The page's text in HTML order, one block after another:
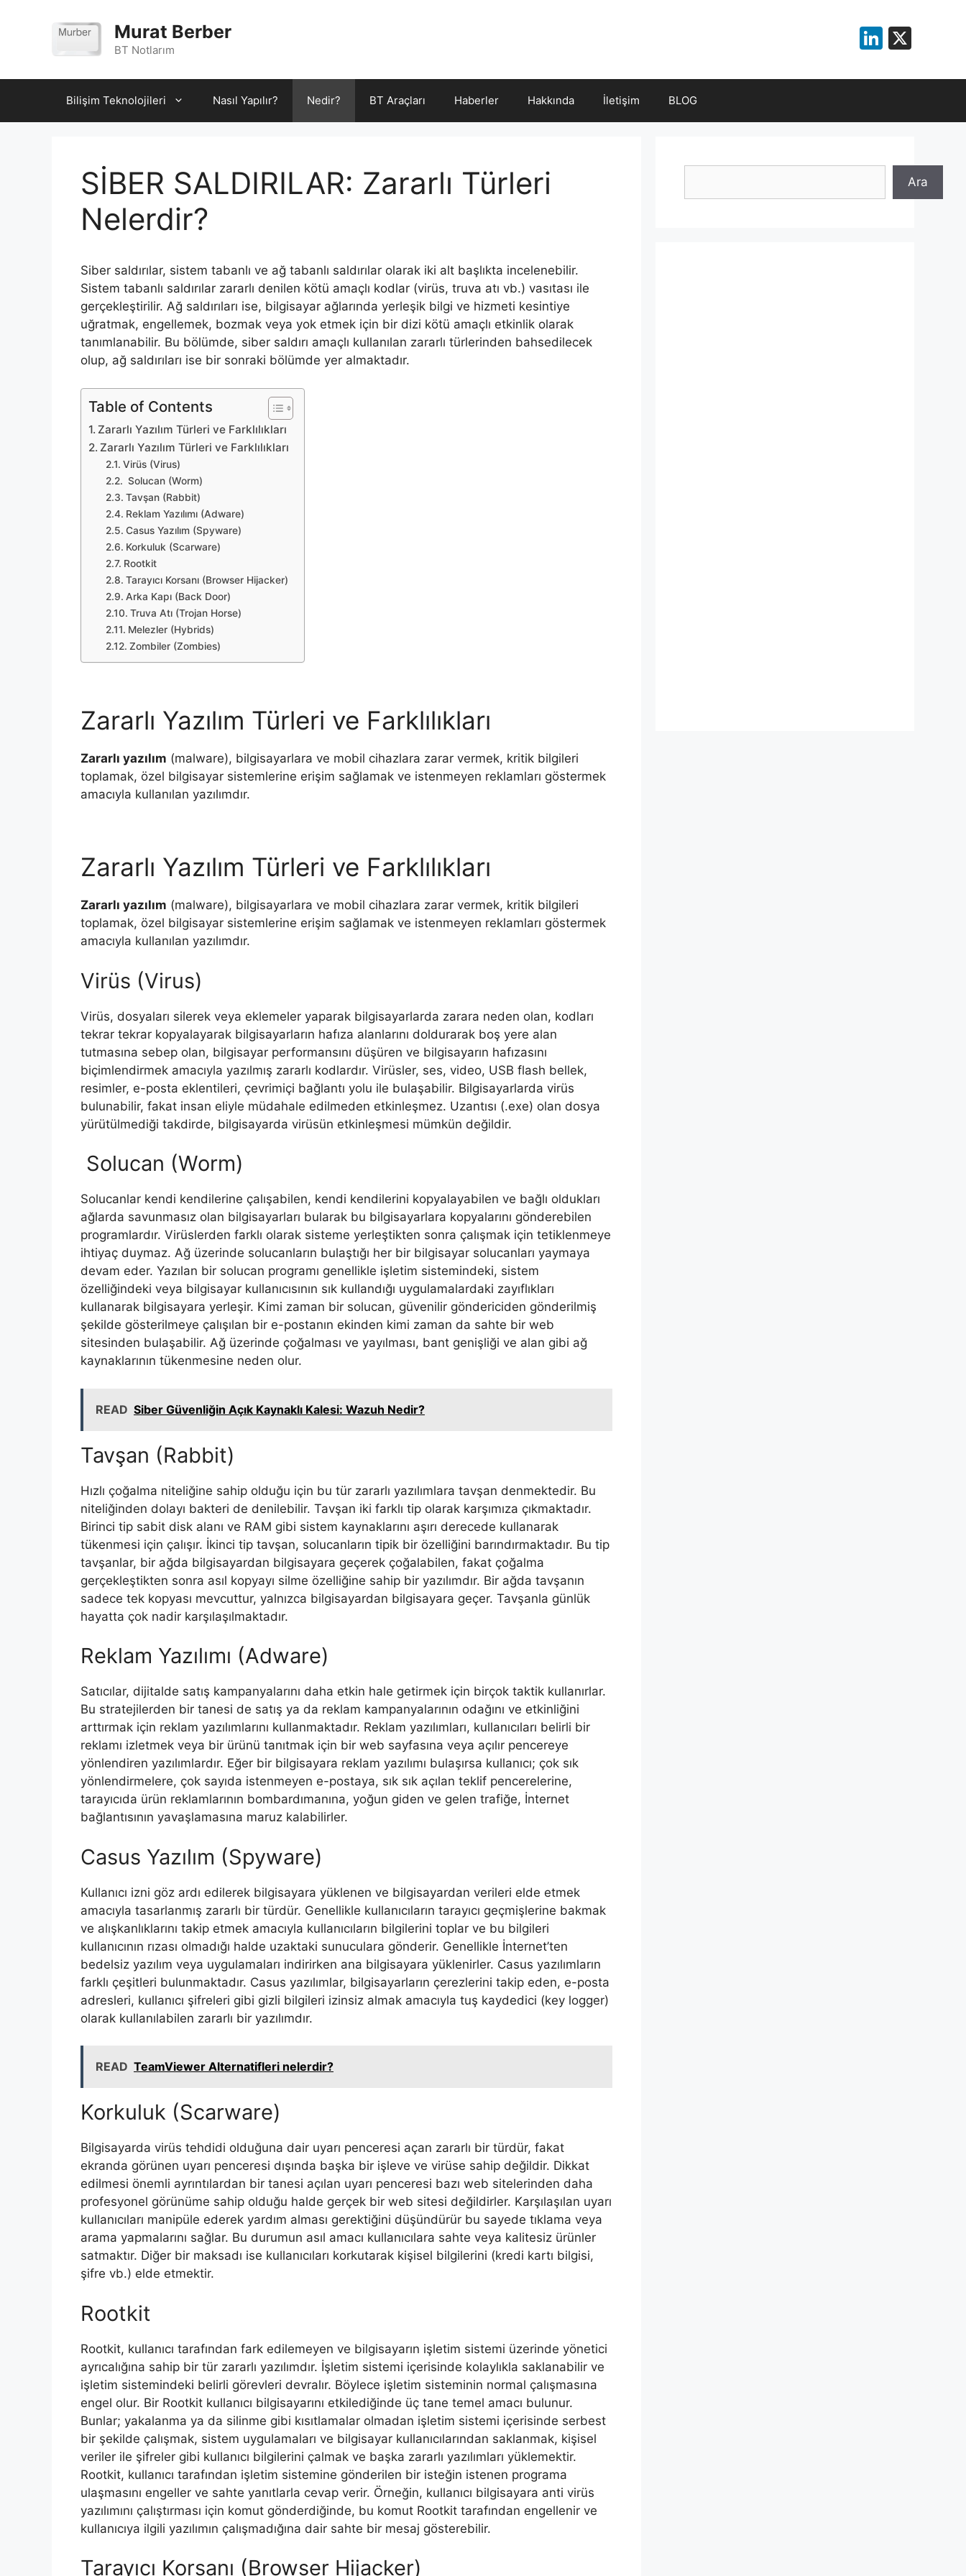
Murat Berber
BT Notlarım
Bilişim Teknolojileri Nasıl Yapılır? Nedir? BT Araçları Haberler Hakkında İletişim BLOG
SİBER SALDIRILAR: Zararlı Türleri
Nelerdir?
Siber saldırılar, sistem tabanlı ve ağ tabanlı saldırılar olarak iki alt başlıkta incelenebilir.
Sistem tabanlı saldırılar zararlı denilen kötü amaçlı kodlar (virüs, truva atı vb.) vasıtası ile
gerçekleştirilir. Ağ saldırıları ise, bilgisayar ağlarında yerleşik bilgi ve hizmeti kesintiye
uğratmak, engellemek, bozmak veya yok etmek için bir dizi kötü amaçlı etkinlik olarak
tanımlanabilir. Bu bölümde, siber saldırı amaçlı kullanılan zararlı türlerinden bahsedilecek
olup, ağ saldırıları ise bir sonraki bölümde yer almaktadır.
Table of Contents
Zararlı Yazılım Türleri ve Farklılıkları
Zararlı Yazılım Türleri ve Farklılıkları
Virüs (Virus)
Solucan (Worm)
Tavşan (Rabbit)
Reklam Yazılımı (Adware)
Casus Yazılım (Spyware)
Korkuluk (Scarware)
Rootkit
Tarayıcı Korsanı (Browser Hijacker)
Arka Kapı (Back Door)
Truva Atı (Trojan Horse)
Melezler (Hybrids)
Zombiler (Zombies)
Zararlı Yazılım Türleri ve Farklılıkları
Zararlı yazılım (malware), bilgisayarlara ve mobil cihazlara zarar vermek, kritik bilgileri
toplamak, özel bilgisayar sistemlerine erişim sağlamak ve istenmeyen reklamları göstermek
amacıyla kullanılan yazılımdır.
Zararlı Yazılım Türleri ve Farklılıkları
Zararlı yazılım (malware), bilgisayarlara ve mobil cihazlara zarar vermek, kritik bilgileri
toplamak, özel bilgisayar sistemlerine erişim sağlamak ve istenmeyen reklamları göstermek
amacıyla kullanılan yazılımdır.
Virüs (Virus)
Virüs, dosyaları silerek veya eklemeler yaparak bilgisayarlarda zarara neden olan, kodları
tekrar tekrar kopyalayarak bilgisayarların hafıza alanlarını doldurarak boş yere alan
tutmasına sebep olan, bilgisayar performansını düşüren ve bilgisayarın hafızasını
biçimlendirmek amacıyla yazılmış zararlı kodlardır. Virüsler, ses, video, USB flash bellek,
resimler, e-posta eklentileri, çevrimiçi bağlantı yolu ile bulaşabilir. Bilgisayarlarda virüs
bulunabilir, fakat insan eliyle müdahale edilmeden etkinleşmez. Uzantısı (.exe) olan dosya
yürütülmediği takdirde, bilgisayarda virüsün etkinleşmesi mümkün değildir.
Solucan (Worm)
Solucanlar kendi kendilerine çalışabilen, kendi kendilerini kopyalayabilen ve bağlı oldukları
ağlarda savunmasız olan bilgisayarları bularak bu bilgisayarlara kopyalarını gönderebilen
programlardır. Virüslerden farklı olarak sisteme yerleştikten sonra çalışmak için tetiklenmeye
ihtiyaç duymaz. Ağ üzerinde solucanların bulaştığı her bir bilgisayar solucanları yaymaya
devam eder. Yazılan bir solucan programı genellikle işletim sistemindeki, sistem
özelliğindeki veya bilgisayar kullanıcısının sık kullandığı uygulamalardaki zayıflıkları
kullanarak bilgisayara yerleşir. Kimi zaman bir solucan, güvenilir göndericiden gönderilmiş
şekilde gösterilmeye çalışılan bir e-postanın ekinden kimi zaman da sahte bir web
sitesinden bulaşabilir. Ağ üzerinde çoğalması ve yayılması, bant genişliği ve alan gibi ağ
kaynaklarının tükenmesine neden olur.
READ Siber Güvenliğin Açık Kaynaklı Kalesi: Wazuh Nedir?
Tavşan (Rabbit)
Hızlı çoğalma niteliğine sahip olduğu için bu tür zararlı yazılımlara tavşan denmektedir. Bu
niteliğinden dolayı bakteri de denilebilir. Tavşan iki farklı tip olarak karşımıza çıkmaktadır.
Birinci tip sabit disk alanı ve RAM gibi sistem kaynaklarını aşırı derecede kullanarak
tükenmesi için çalışır. İkinci tip tavşan, solucanların tipik bir özelliğini barındırmaktadır. Bu tip
tavşanlar, bir ağda bilgisayardan bilgisayara geçerek çoğalabilen, fakat çoğalma
gerçekleştikten sonra asıl kopyayı silme özelliğine sahip bir yazılımdır. Bir ağda tavşanın
sadece tek kopyası mevcuttur, yalnızca bilgisayardan bilgisayara geçer. Tavşanla günlük
hayatta çok nadir karşılaşılmaktadır.
Reklam Yazılımı (Adware)
Satıcılar, dijitalde satış kampanyalarını daha etkin hale getirmek için birçok taktik kullanırlar.
Bu stratejilerden bir tanesi de satış ya da reklam kampanyalarının odağını ve etkinliğini
arttırmak için reklam yazılımlarını kullanmaktadır. Reklam yazılımları, kullanıcıları belirli bir
reklamı izletmek veya bir ürünü tanıtmak için bir web sayfasına veya açılır pencereye
yönlendiren yazılımlardır. Eğer bir bilgisayara reklam yazılımı bulaşırsa kullanıcı; çok sık
yönlendirmelere, çok sayıda istenmeyen e-postaya, sık sık açılan teklif pencerelerine,
tarayıcıda ürün reklamlarının bombardımanına, yoğun giden ve gelen trafiğe, İnternet
bağlantısının yavaşlamasına maruz kalabilirler.
Casus Yazılım (Spyware)
Kullanıcı izni göz ardı edilerek bilgisayara yüklenen ve bilgisayardan verileri elde etmek
amacıyla tasarlanmış zararlı bir türdür. Genellikle kullanıcıların tarayıcı geçmişlerine bakmak
ve alışkanlıklarını takip etmek amacıyla kullanıcıların bilgilerini toplar ve bu bilgileri
kullanıcının rızası olmadığı halde uzaktaki sunuculara gönderir. Genellikle İnternet’ten
bedelsiz yazılım veya uygulamaları indirirken ana bilgisayara yüklenirler. Casus yazılımların
farklı çeşitleri bulunmaktadır. Casus yazılımlar, bilgisayarların çerezlerini takip eden, e-posta
adresleri, kullanıcı şifreleri gibi gizli bilgileri izinsiz almak amacıyla tuş kaydedici (key logger)
olarak kullanılabilen zararlı bir yazılımdır.
READ TeamViewer Alternatifleri nelerdir?
Korkuluk (Scarware)
Bilgisayarda virüs tehdidi olduğuna dair uyarı penceresi açan zararlı bir türdür, fakat
ekranda görünen uyarı penceresi dışında başka bir işleve ve virüse sahip değildir. Dikkat
edilmesi önemli ayrıntılardan bir tanesi açılan uyarı penceresi bazı web sitelerinden daha
profesyonel görünüme sahip olduğu halde gerçek bir web sitesi değildirler. Karşılaşılan uyarı
kullanıcıları manipüle ederek yardım alması gerektiğini düşündürür bu sayede tıklama veya
arama yapmalarını sağlar. Bu durumun asıl amacı kullanıcılara sahte veya kalitesiz ürünler
satmaktır. Diğer bir maksadı ise kullanıcıları korkutarak kişisel bilgilerini (kredi kartı bilgisi,
şifre vb.) elde etmektir.
Rootkit
Rootkit, kullanıcı tarafından fark edilemeyen ve bilgisayarın işletim sistemi üzerinde yönetici
ayrıcalığına sahip bir tür zararlı yazılımdır. İşletim sistemi içerisinde kolaylıkla saklanabilir ve
işletim sistemindeki belirli görevleri devralır. Böylece işletim sisteminin normal çalışmasına
engel olur. Bir Rootkit kullanıcı bilgisayarını etkilediğinde üç tane temel amacı bulunur.
Bunlar; yakalanma ya da silinme gibi kısıtlamalar olmadan işletim sistemi içerisinde serbest
bir şekilde çalışmak, sistem uygulamaları ve bilgisayar kullanıcılarından saklanmak, kişisel
veriler ile şifreler gibi kullanıcı bilgilerini çalmak ve başka zararlı yazılımları yüklemektir.
Rootkit, kullanıcı tarafından işletim sistemine gönderilen bir isteğin istenen programa
ulaşmasını engeller ve sahte yanıtlarla cevap verir. Örneğin, kullanıcı bilgisayara anti virüs
yazılımını çalıştırması için komut gönderdiğinde, bu komut Rootkit tarafından engellenir ve
kullanıcıya ilgili yazılımın çalışmadığına dair sahte bir mesaj gösterebilir.
Tarayıcı Korsanı (Browser Hijacker)
Ara